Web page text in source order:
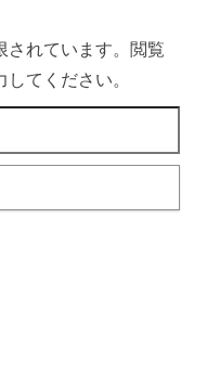
されています。閲覧
てください。